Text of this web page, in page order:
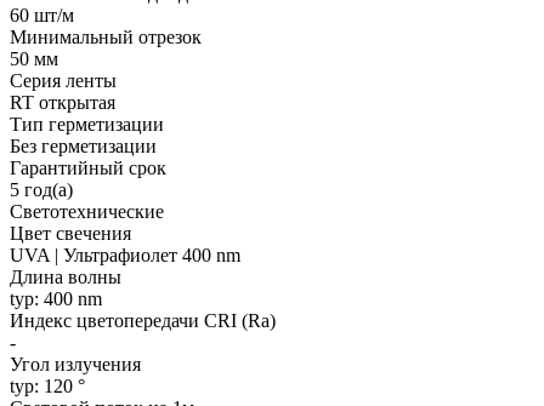
60 шт/м
Минимальный отрезок
50 мм
Серия ленты
RT открытая
Тип герметизации
Без герметизации
Гарантийный срок
5 год(а)
Светотехнические
Цвет свечения
UVA | Ультрафиолет 400 nm
Длина волны
typ: 400 nm
Индекс цветопередачи CRI (Ra)
-
Угол излучения
typ: 120 °